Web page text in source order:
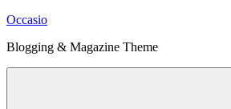
Skip
content
Occasio
Blogging & Magazine Theme